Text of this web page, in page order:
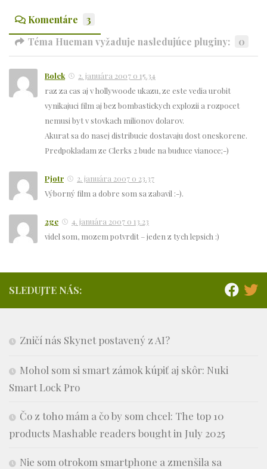
Komentáre
3
Téma Hueman vyžaduje nasledujúce pluginy:
0
Bolek
2. januára 2007 o 15.34
raz za cas aj v hollywoode ukazu, ze este vedia urobit
vynikajuci film aj bez bombastickych explozii a rozpocet
nemusi byt v stovkach milionov dolarov.
Akurat sa do nasej distribucie dostavaju dost oneskorene.
Predpokladam ze Clerks 2 bude na buduce vianoce;-)
Pjotr
2. januára 2007 o 23.37
Výborný film a dobre som sa zabavil :-).
2ge
4. januára 2007 o 13.23
videl som, mozem potvrdit – jeden z tych lepsich :)
SLEDUJTE NÁS:
Zničí nás Skynet postavený z AI?
Mohol som si smart zámok kúpiť aj skôr: Nuki
Smart Lock Pro
Čo z toho mám a čo by som chcel: The top 10
products Mashable readers bought in July 2025
Nie som otrokom smartphone a zmenšila sa